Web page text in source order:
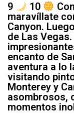
9 10
maravíllate
Canyon.
de Las
encanto de
aventura a lo
visitando
Monterey y
asombrosos,
momentos